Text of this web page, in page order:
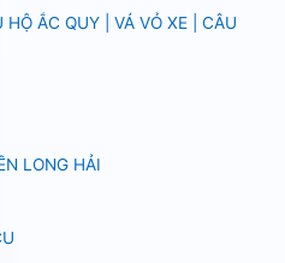
ẮC QUY | VÁ VỎ XE | CÂU
LONG HẢI